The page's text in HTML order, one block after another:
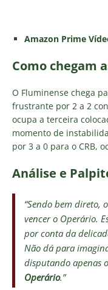
Amazon Prime
Como chegam
O Fluminense chega
frustrante por 2 a 2
ocupa a terceira
momento de
por 3 a 0 para o CRB,
Análise e
“Sendo bem direto,
vencer o Operário.
por conta da
Não dá para
disputando apenas
Operário.”